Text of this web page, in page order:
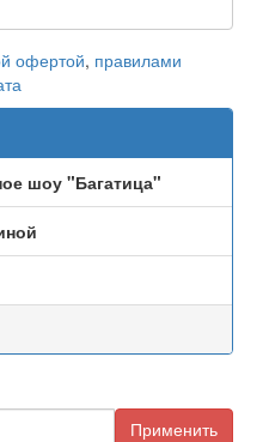
офертой, правилами
шоу "Багатица"
Применить